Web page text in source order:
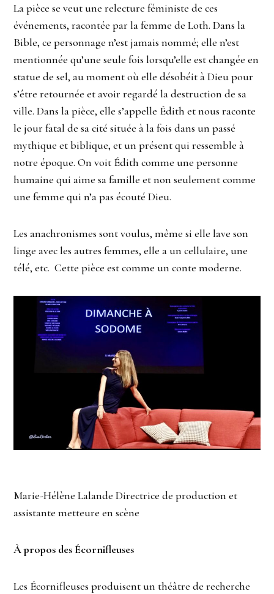
La pièce se veut une relecture féministe de ces
événements, racontée par la femme de Loth. Dans la
Bible, ce personnage n’est jamais nommé; elle n’est
mentionnée qu’une seule fois lorsqu’elle est changée en
statue de sel, au moment où elle désobéit à Dieu pour
s’être retournée et avoir regardé la destruction de sa
ville. Dans la pièce, elle s’appelle Édith et nous raconte
le jour fatal de sa cité située à la fois dans un passé
mythique et biblique, et un présent qui ressemble à
notre époque. On voit Édith comme une personne
humaine qui aime sa famille et non seulement comme
une femme qui n’a pas écouté Dieu.
Les anachronismes sont voulus, même si elle lave son
linge avec les autres femmes, elle a un cellulaire, une
télé, etc. Cette pièce est comme un conte moderne.
Marie-Hélène Lalande Directrice de production et
assistante metteure en scène
À propos des Écornifleuses
Les Écornifleuses produisent un théâtre de recherche